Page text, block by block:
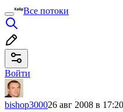
Все потоки
Войти
bishop300026 авг 2008 в 17:20